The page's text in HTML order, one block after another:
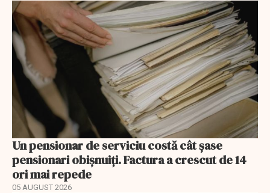
Un pensionar de serviciu costă cât șase
pensionari obișnuiți. Factura a crescut de 14
ori mai repede
05 AUGUST 2026